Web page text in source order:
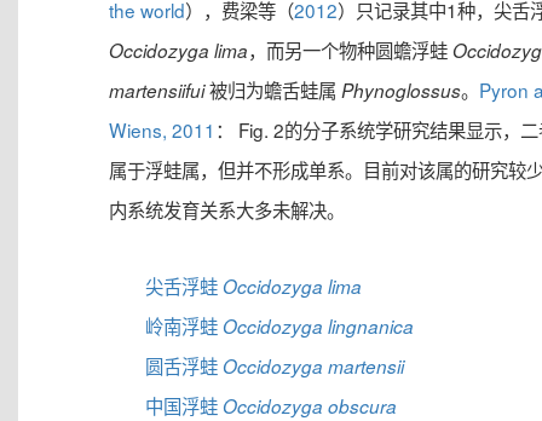
the world），费梁等（2012）只记录其中1种，尖舌
Occidozyga lima，而另一个物种圆蟾浮蛙
martensiifui被归为蟾舌蛙属 Phynoglossus。 Pyron
Wiens, 2011 ： Fig. 2的分子系统学研究结果显示，
属于浮蛙属，但并不形成单系。目前对该属的研究较
内系统发育关系大多未解决。
尖舌浮蛙Occidozyga lima
岭南浮蛙Occidozyga lingnanica
圆舌浮蛙Occidozyga martensii
中国浮蛙Occidozyga obscura